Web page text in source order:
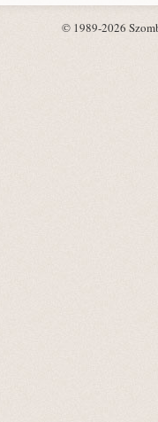
© 1989-2026